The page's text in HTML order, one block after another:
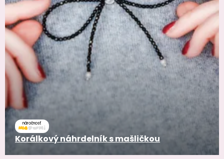
náročnosť
Korálkový náhrdelník s mašličkou